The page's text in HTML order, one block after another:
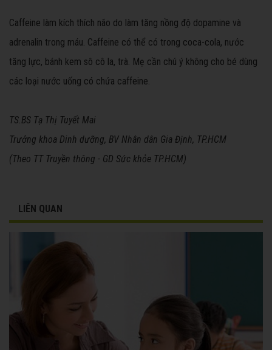
Caffeine làm kích thích não do làm tăng nồng độ dopamine và
adrenalin trong máu. Caffeine có thể có trong coca-cola, nước
tăng lực, bánh kem sô cô la, trà. Mẹ cần chú ý không cho bé dùng
các loại nước uống có chứa caffeine.
TS.BS Tạ Thị Tuyết Mai
Trưởng khoa Dinh dưỡng, BV Nhân dân Gia Định, TP.HCM
(Theo TT Truyền thông - GD Sức khỏe TP.HCM)
LIÊN QUAN